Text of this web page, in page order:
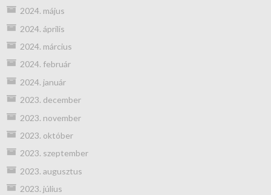
2024. május
2024. április
2024. március
2024. február
2024. január
2023. december
2023. november
2023. október
2023. szeptember
2023. augusztus
2023. július